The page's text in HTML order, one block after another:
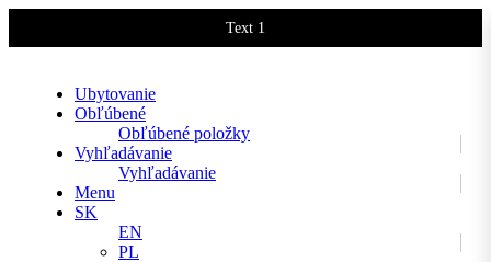
Text 1
Ubytovanie
Obľúbené
Obľúbené položky
Vyhľadávanie
Vyhľadávanie
Menu
SK
EN
PL